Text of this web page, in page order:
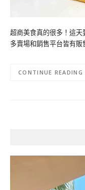
超商美食真的很多！這
多賣場和銷售平台皆有
CONTINUE READING